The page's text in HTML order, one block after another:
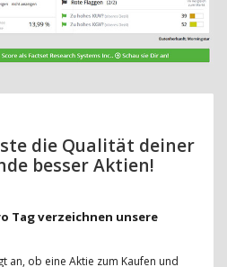
die Qualität deiner
besser Aktien!
Tag verzeichnen unsere
an, ob eine Aktie zum Kaufen und